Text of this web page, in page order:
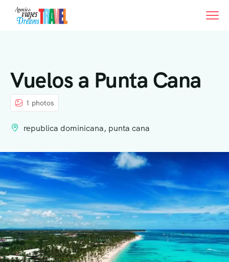
Vuelos a Punta Cana
1 photos
republica dominicana, punta cana